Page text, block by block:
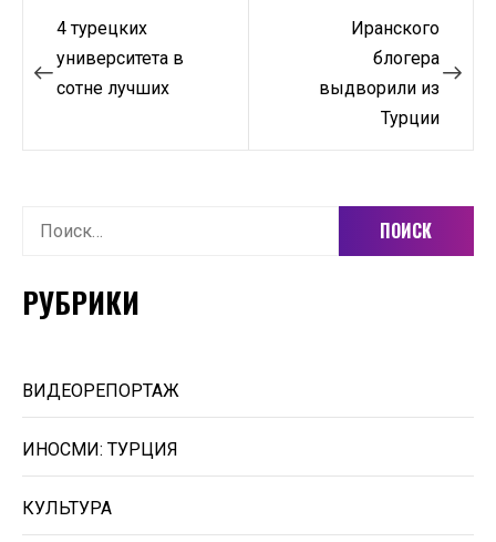
Навигация
по
записям
4 турецких
университета в
сотне лучших
Иранского
блогера
выдворили из
Турции
Найти:
РУБРИКИ
ВИДЕОРЕПОРТАЖ
ИНОСМИ: ТУРЦИЯ
КУЛЬТУРА